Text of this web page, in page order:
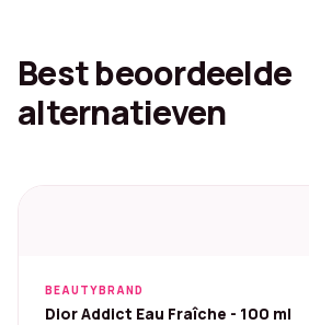
Best beoordeelde
alternatieven
BEAUTYBRAND
Dior Addict Eau Fraîche - 100 ml